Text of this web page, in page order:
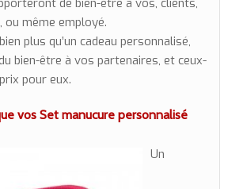
même employé.
plus qu’un cadeau personnalisé,
bien-être à vos partenaires, et ceux-
pour eux.
vos Set manucure personnalisé
Un